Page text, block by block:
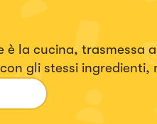
è la cucina, trasmessa
gli stessi ingredienti,
eleganza e
mi emoziono e vorrei